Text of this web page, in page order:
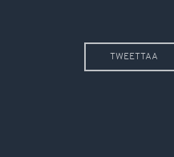
TWEETTAA